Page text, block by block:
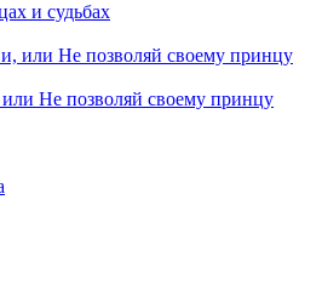
и судьбах
Не позволяй своему принцу